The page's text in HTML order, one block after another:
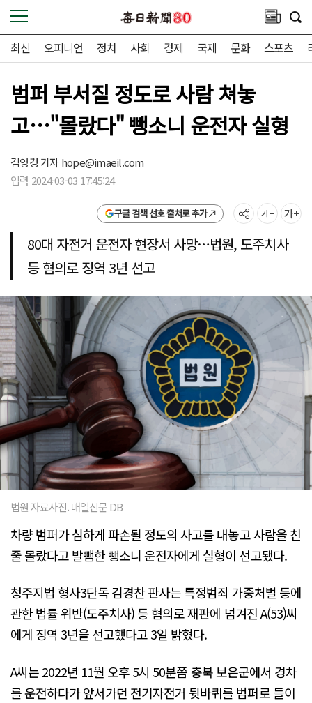
최신 오피니언 정치 사회 경제 국제 문화 스포츠
범퍼 부서질 정도로 사람 쳐놓
고…"몰랐다" 뺑소니 운전자 실형
김영경 기자hope@imaeil.com
입력 2024-03-03 17:45:24
구글 검색 선호 출처로 추가
80대 자전거 운전자 현장서 사망…법원, 도주치사
등 혐의로 징역 3년 선고
법원 자료사진. 매일신문 DB
차량 범퍼가 심하게 파손될 정도의 사고를 내놓고 사람을 친
줄 몰랐다고 발뺌한 뺑소니 운전자에게 실형이 선고됐다.
청주지법 형사3단독 김경찬 판사는 특정범죄 가중처벌 등에
관한 법률 위반(도주치사) 등 혐의로 재판에 넘겨진 A(53)씨
에게 징역 3년을 선고했다고 3일 밝혔다.
A씨는 2022년 11월 오후 5시 50분쯤 충북 보은군에서 경차
를 운전하다가 앞서가던 전기자전거 뒷바퀴를 범퍼로 들이